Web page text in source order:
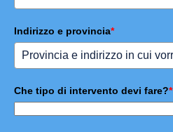
Indirizzo e provincia*
Che tipo di intervento devi fare?*